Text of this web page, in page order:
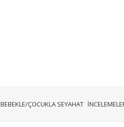
BEBEKLE/ÇOCUKLA SEYAHAT